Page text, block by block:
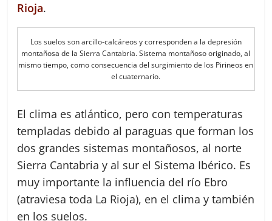
Rioja.
Los suelos son arcillo-calcáreos y corresponden a la depresión
montañosa de la Sierra Cantabria. Sistema montañoso originado, al
mismo tiempo, como consecuencia del surgimiento de los Pirineos en
el cuaternario.
El clima es atlántico, pero con temperaturas
templadas debido al paraguas que forman los
dos grandes sistemas montañosos, al norte
Sierra Cantabria y al sur el Sistema Ibérico. Es
muy importante la influencia del río Ebro
(atraviesa toda La Rioja), en el clima y también
en los suelos.